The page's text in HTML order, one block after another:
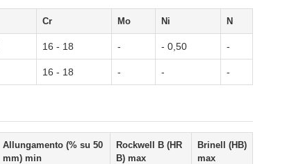
Cr Mo Ni N
16 - 18 - - 0,50 -
16 - 18 - - -
Allungamento (% su 50
mm) min
Rockwell B (HR
B) max
Brinell (HB)
max